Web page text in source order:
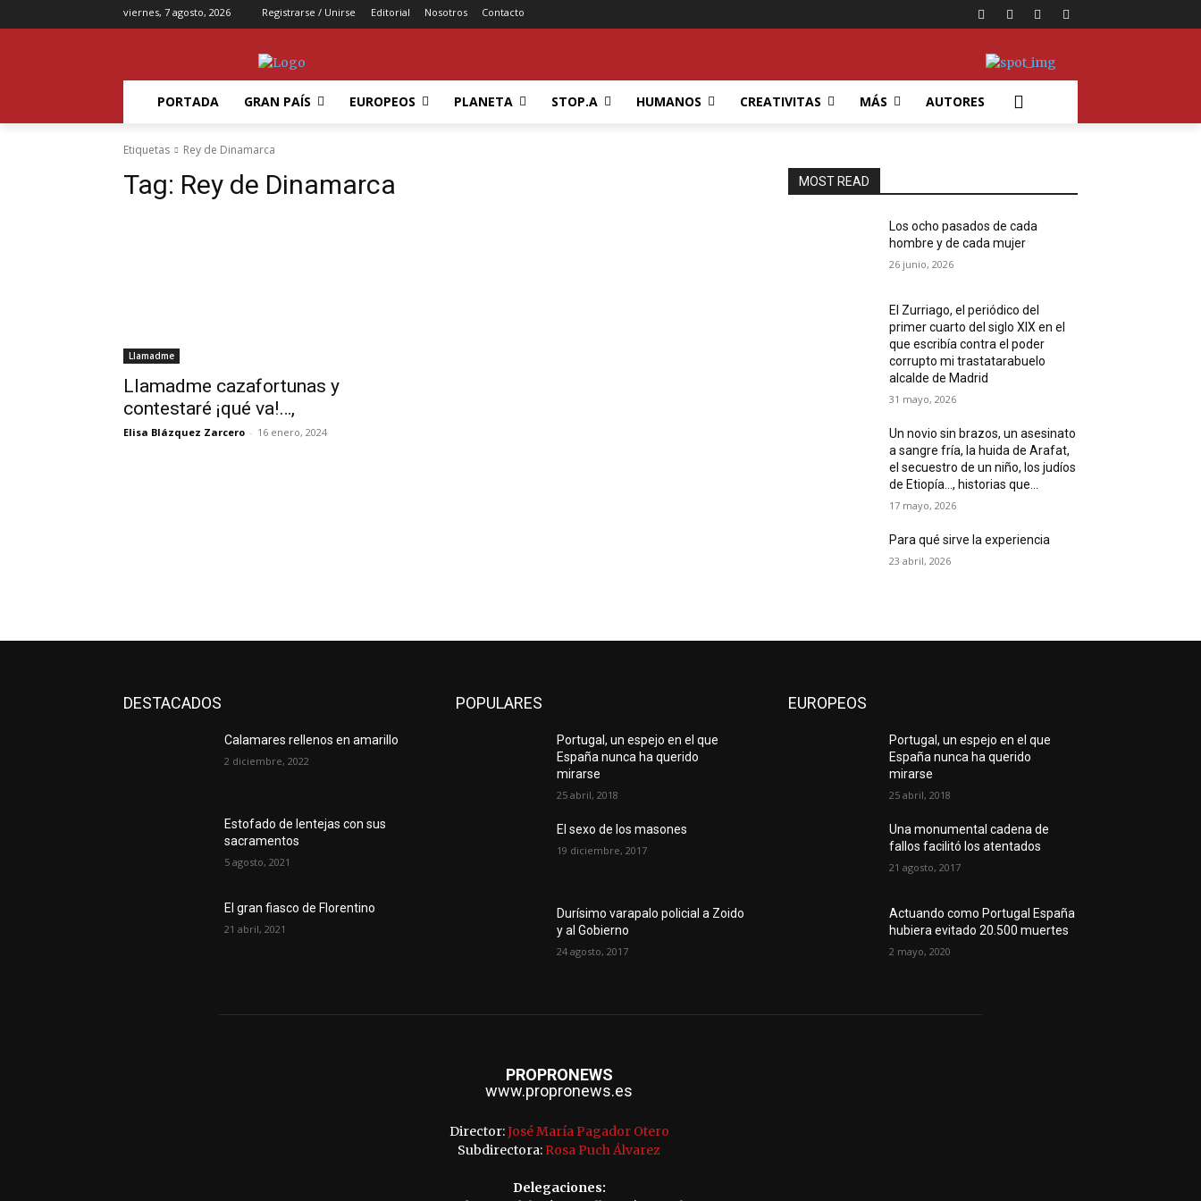
viernes, 7 agosto, 2026 Registrarse / Unirse Editorial Nosotros Contacto
PORTADA GRAN PAÍS EUROPEOS PLANETA STOP.A HUMANOS CREATIVITAS MÁS AUTORES
Etiquetas Rey de Dinamarca
Tag: Rey de Dinamarca
Llamadme
Llamadme cazafortunas y
contestaré ¡qué va!…,
Elisa Blázquez Zarcero - 16 enero, 2024
MOST READ
Los ocho pasados de cada
hombre y de cada mujer
26 junio, 2026
El Zurriago, el periódico del
primer cuarto del siglo XIX en el
que escribía contra el poder
corrupto mi trastatarabuelo
alcalde de Madrid
31 mayo, 2026
Un novio sin brazos, un asesinato
a sangre fría, la huida de Arafat,
el secuestro de un niño, los judíos
de Etiopía…, historias que...
17 mayo, 2026
Para qué sirve la experiencia
23 abril, 2026
DESTACADOS
Calamares rellenos en amarillo
2 diciembre, 2022
Estofado de lentejas con sus
sacramentos
5 agosto, 2021
El gran fiasco de Florentino
21 abril, 2021
POPULARES
Portugal, un espejo en el que
España nunca ha querido
mirarse
25 abril, 2018
El sexo de los masones
19 diciembre, 2017
Durísimo varapalo policial a Zoido
y al Gobierno
24 agosto, 2017
EUROPEOS
Portugal, un espejo en el que
España nunca ha querido
mirarse
25 abril, 2018
Una monumental cadena de
fallos facilitó los atentados
21 agosto, 2017
Actuando como Portugal España
hubiera evitado 20.500 muertes
2 mayo, 2020
PROPRONEWS
www.propronews.es
Director:José María Pagador Otero
Subdirectora: Rosa Puch Álvarez
Delegaciones: